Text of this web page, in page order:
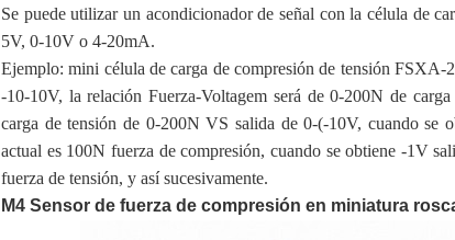
Se puede utilizar un acondicionador de señal con la célula de
5V, 0-10V o 4-20mA.
Ejemplo: mini célula de carga de compresión de tensión
-10-10V, la relación Fuerza-Voltagem será de 0-200N de
carga de tensión de 0-200N VS salida de 0-(-10V, cuando se
actual es 100N fuerza de compresión, cuando se obtiene -1V
fuerza de tensión, y así sucesivamente.
M4 Sensor de fuerza de compresión en miniatura